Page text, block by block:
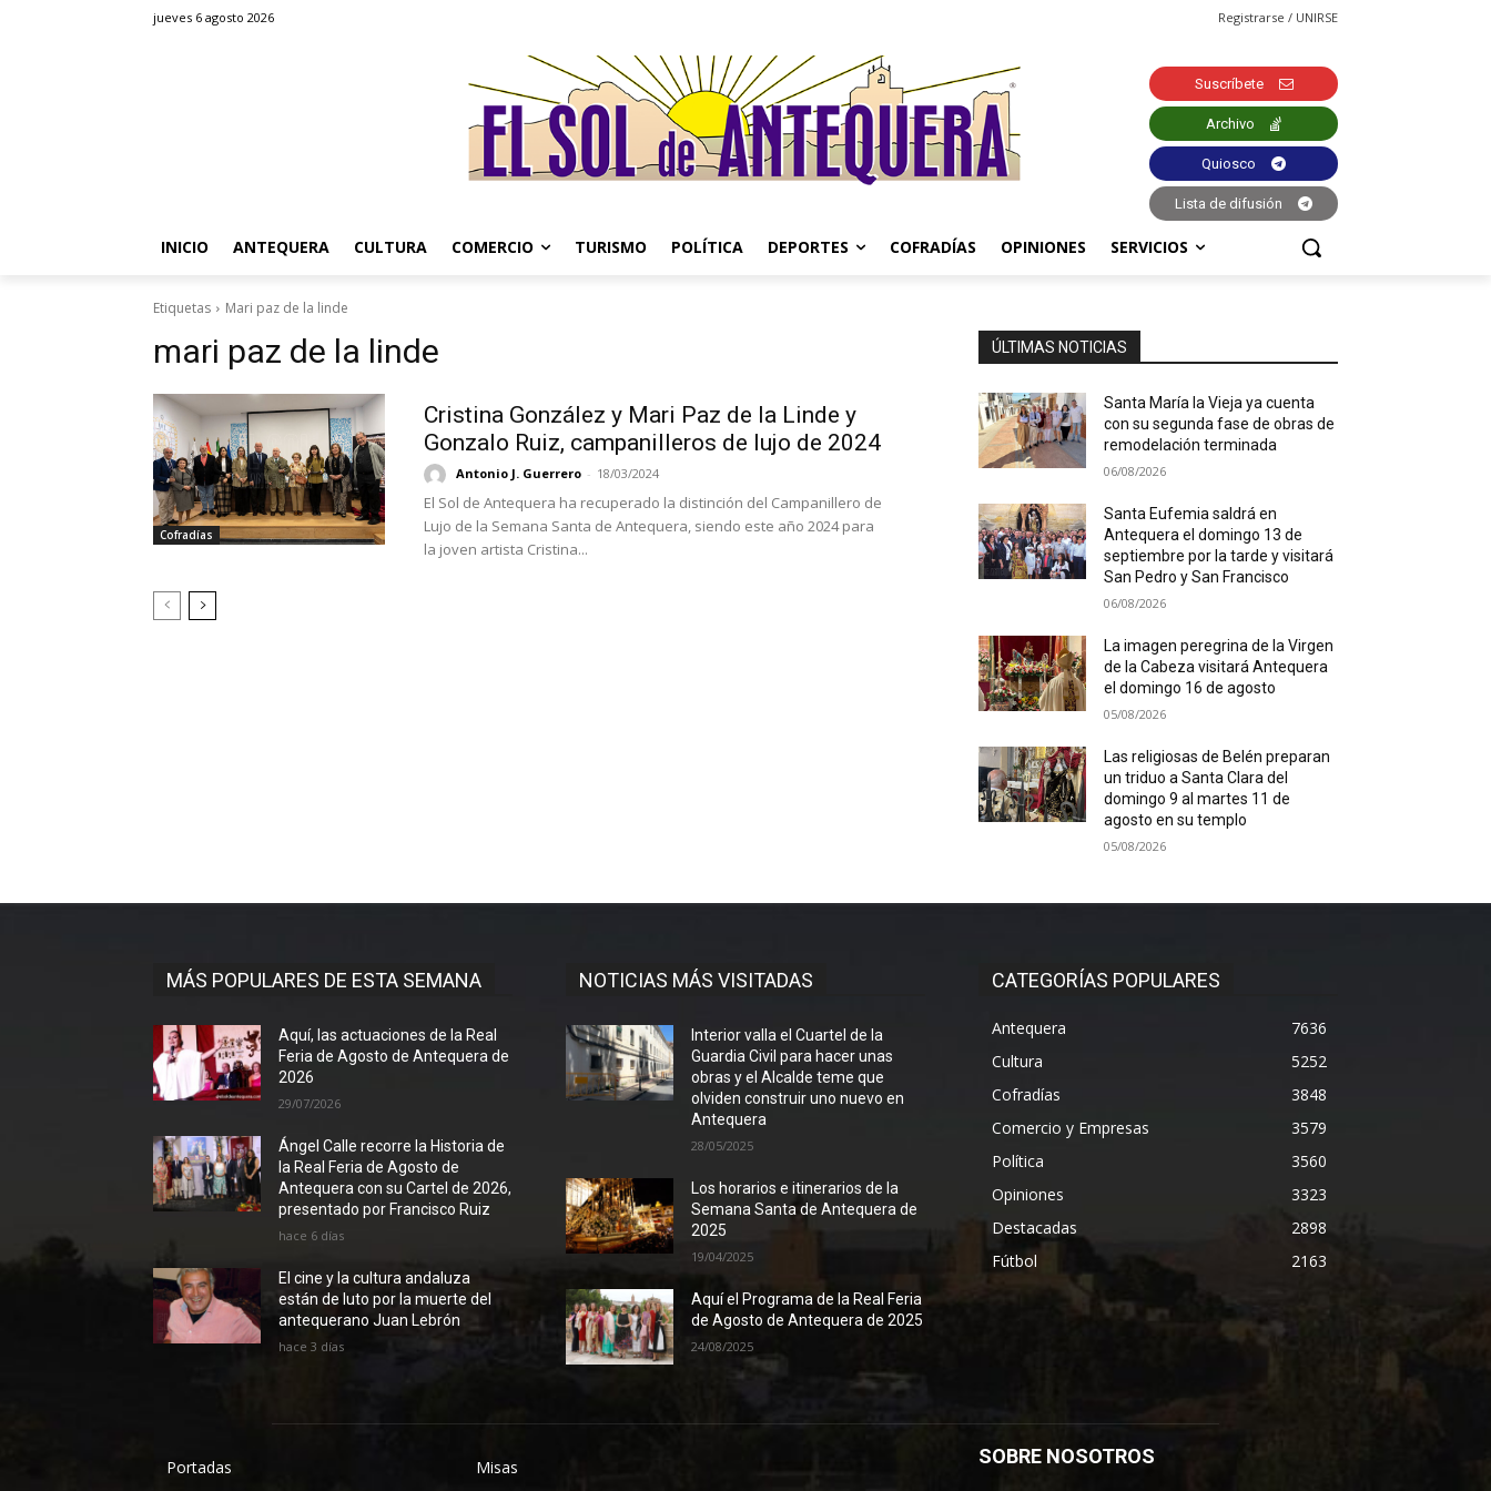
jueves 6 agosto 2026 Registrarse / UNIRSE
Suscríbete
Archivo
Quiosco
Lista de difusión
INICIO ANTEQUERA CULTURA COMERCIO TURISMO POLÍTICA DEPORTES COFRADÍAS OPINIONES SERVICIOS
Etiquetas Mari paz de la linde
mari paz de la linde
Cofradías
Cristina González y Mari Paz de la Linde y
Gonzalo Ruiz, campanilleros de lujo de 2024
Antonio J. Guerrero - 18/03/2024
El Sol de Antequera ha recuperado la distinción del Campanillero de
Lujo de la Semana Santa de Antequera, siendo este año 2024 para
la joven artista Cristina...
ÚLTIMAS NOTICIAS
Santa María la Vieja ya cuenta
con su segunda fase de obras de
remodelación terminada
06/08/2026
Santa Eufemia saldrá en
Antequera el domingo 13 de
septiembre por la tarde y visitará
San Pedro y San Francisco
06/08/2026
La imagen peregrina de la Virgen
de la Cabeza visitará Antequera
el domingo 16 de agosto
05/08/2026
Las religiosas de Belén preparan
un triduo a Santa Clara del
domingo 9 al martes 11 de
agosto en su templo
05/08/2026
MÁS POPULARES DE ESTA SEMANA
Aquí, las actuaciones de la Real
Feria de Agosto de Antequera de
2026
29/07/2026
Ángel Calle recorre la Historia de
la Real Feria de Agosto de
Antequera con su Cartel de 2026,
presentado por Francisco Ruiz
hace 6 días
El cine y la cultura andaluza
están de luto por la muerte del
antequerano Juan Lebrón
hace 3 días
NOTICIAS MÁS VISITADAS
Interior valla el Cuartel de la
Guardia Civil para hacer unas
obras y el Alcalde teme que
olviden construir uno nuevo en
Antequera
28/05/2025
Los horarios e itinerarios de la
Semana Santa de Antequera de
2025
19/04/2025
Aquí el Programa de la Real Feria
de Agosto de Antequera de 2025
24/08/2025
CATEGORÍAS POPULARES
Antequera
7636
Cultura
5252
Cofradías
3848
Comercio y Empresas
3579
Política
3560
Opiniones
3323
Destacadas
2898
Fútbol
2163
Portadas
Misas
SOBRE NOSOTROS